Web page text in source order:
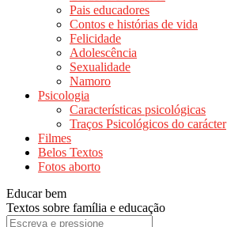
Pais educadores
Contos e histórias de vida
Felicidade
Adolescência
Sexualidade
Namoro
Psicologia
Características psicológicas
Traços Psicológicos do carácter
Filmes
Belos Textos
Fotos aborto
Educar bem
Textos sobre família e educação